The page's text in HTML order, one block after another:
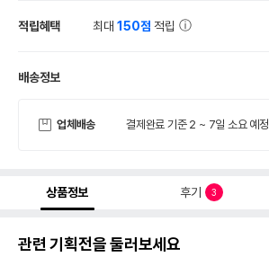
적립혜택 최대150점 적립
배송정보
업체배송 결제완료 기준 2 ~ 7일 소요 예정
상품정보 후기 3
관련 기획전을 둘러보세요